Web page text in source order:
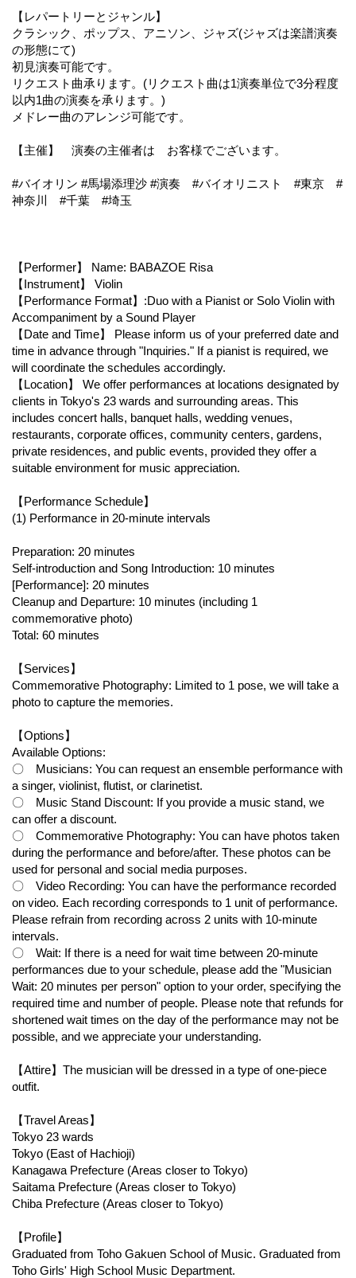
【レパートリーとジャンル】
クラシック、ポップス、アニソン、ジャズ(ジャズは楽譜演奏
の形態にて)
初見演奏可能です。
リクエスト曲承ります。(リクエスト曲は1演奏単位で3分程度
以内1曲の演奏を承ります。)
メドレー曲のアレンジ可能です。
【主催】 演奏の主催者は お客様でございます。
#バイオリン #馬場添理沙 #演奏 #バイオリニスト #東京 #
神奈川 #千葉 #埼玉
【Performer】 Name: BABAZOE Risa
【Instrument】 Violin
【Performance Format】:Duo with a Pianist or Solo Violin with
Accompaniment by a Sound Player
【Date and Time】 Please inform us of your preferred date and
time in advance through "Inquiries." If a pianist is required, we
will coordinate the schedules accordingly.
【Location】 We offer performances at locations designated by
clients in Tokyo's 23 wards and surrounding areas. This
includes concert halls, banquet halls, wedding venues,
restaurants, corporate offices, community centers, gardens,
private residences, and public events, provided they offer a
suitable environment for music appreciation.
【Performance Schedule】
(1) Performance in 20-minute intervals
Preparation: 20 minutes
Self-introduction and Song Introduction: 10 minutes
[Performance]: 20 minutes
Cleanup and Departure: 10 minutes (including 1
commemorative photo)
Total: 60 minutes
【Services】
Commemorative Photography: Limited to 1 pose, we will take a
photo to capture the memories.
【Options】
Available Options:
〇 Musicians: You can request an ensemble performance with
a singer, violinist, flutist, or clarinetist.
〇 Music Stand Discount: If you provide a music stand, we
can offer a discount.
〇 Commemorative Photography: You can have photos taken
during the performance and before/after. These photos can be
used for personal and social media purposes.
〇 Video Recording: You can have the performance recorded
on video. Each recording corresponds to 1 unit of performance.
Please refrain from recording across 2 units with 10-minute
intervals.
〇 Wait: If there is a need for wait time between 20-minute
performances due to your schedule, please add the "Musician
Wait: 20 minutes per person" option to your order, specifying the
required time and number of people. Please note that refunds for
shortened wait times on the day of the performance may not be
possible, and we appreciate your understanding.
【Attire】The musician will be dressed in a type of one-piece
outfit.
【Travel Areas】
Tokyo 23 wards
Tokyo (East of Hachioji)
Kanagawa Prefecture (Areas closer to Tokyo)
Saitama Prefecture (Areas closer to Tokyo)
Chiba Prefecture (Areas closer to Tokyo)
【Profile】
Graduated from Toho Gakuen School of Music. Graduated from
Toho Girls' High School Music Department.